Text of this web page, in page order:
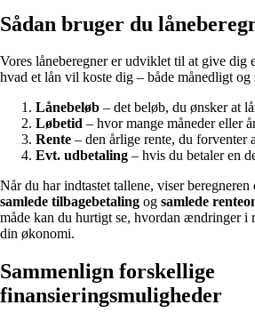
Sådan bruger du
Vores låneberegner er udviklet til at give dig
hvad et lån vil koste dig – både månedligt
Lånebeløb – det beløb, du ønsker at
Løbetid – hvor mange måneder eller
Rente – den årlige rente, du forventer
Evt. udbetaling – hvis du betaler en
Når du har indtastet tallene, viser beregneren
samlede tilbagebetaling og samlede
måde kan du hurtigt se, hvordan ændringer i
din økonomi.
Sammenlign forskellige
finansieringsmuligheder